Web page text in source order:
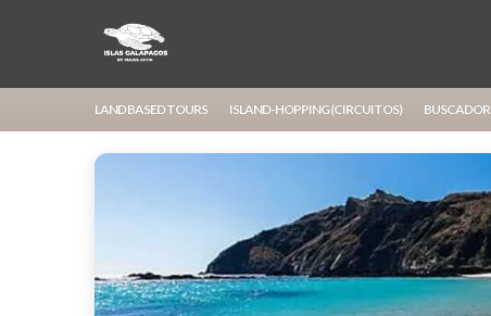
LAND BASED TOURS ISLAND-HOPPING (CIRCUITOS) BUSCADOR